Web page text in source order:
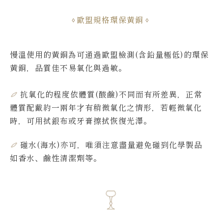
歐盟規格環保黃銅
慢溫使用的黃銅為可通過歐盟檢測(含鉛量極低)的環保
黃銅，品質佳不易氧化與過敏。
抗氧化的程度依體質(酸鹼)不同而有所差異， 正常
體質配戴約一兩年才有稍微氧化之情形，若輕微氧化
時，可用拭銀布或牙膏擦拭恢復光澤。
碰水(海水)亦可，唯須注意盡量避免碰到化學製品
如香水、鹼性清潔劑等。